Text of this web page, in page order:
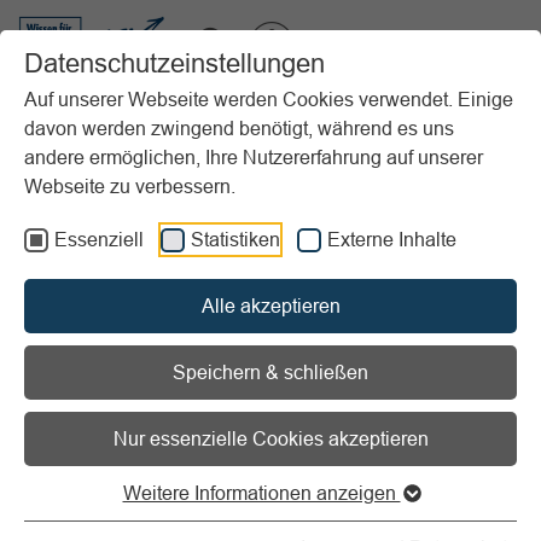
Datenschutzeinstellungen
Auf unserer Webseite werden Cookies verwendet. Einige
davon werden zwingend benötigt, während es uns
andere ermöglichen, Ihre Nutzererfahrung auf unserer
Webseite zu verbessern.
Essenziell Statistiken Externe Inhalte
Alle akzeptieren
Speichern & schließen
Nur essenzielle Cookies akzeptieren
Weitere Informationen anzeigen
Startseite Vereinsmanagement
Marketing
Gestaltung, Realisierung, Kontrolle
Kontrolle
Untersuchungsbereiche und Zeitaspekt
Informationen zum Readspeaker öffnen
Untersuchungsbereiche und
Zeitaspekt
Im Marketing-Management-Prozess bildet die Marketing-
Kontrolle die letzte der fünf Phasen. Diese Tatsache darf
aber nicht zu dem Schluss führen, dass nur am Ende eines
Marketing-Konzeptes kontrolliert werden muss. Im